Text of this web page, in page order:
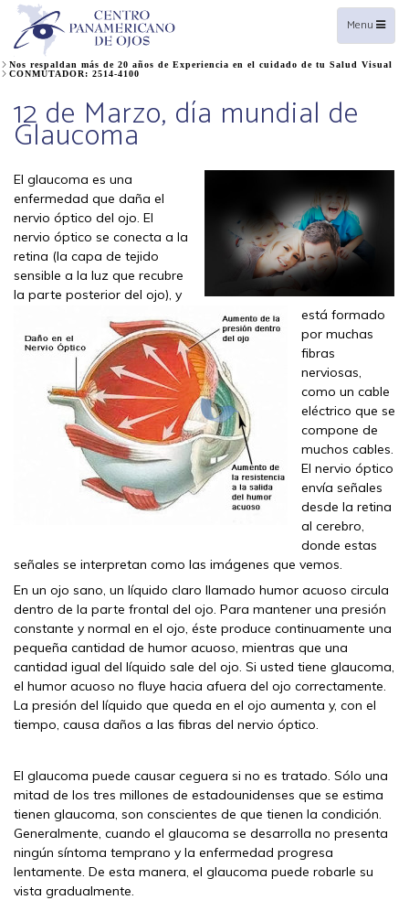
Toggle
navigation
Menu
Nos respaldan más de 20 años de Experiencia en el cuidado de tu Salud Visual
CONMUTADOR: 2514-4100
12 de Marzo, día mundial de
Glaucoma
El glaucoma es una
enfermedad que daña el
nervio óptico del ojo. El
nervio óptico se conecta a la
retina (la capa de tejido
sensible a la luz que recubre
la parte posterior del ojo), y
está formado
por muchas
fibras
nerviosas,
como un cable
eléctrico que se
compone de
muchos cables.
El nervio óptico
envía señales
desde la retina
al cerebro,
donde estas
señales se interpretan como las imágenes que vemos.
En un ojo sano, un líquido claro llamado humor acuoso circula
dentro de la parte frontal del ojo. Para mantener una presión
constante y normal en el ojo, éste produce continuamente una
pequeña cantidad de humor acuoso, mientras que una
cantidad igual del líquido sale del ojo. Si usted tiene glaucoma,
el humor acuoso no fluye hacia afuera del ojo correctamente.
La presión del líquido que queda en el ojo aumenta y, con el
tiempo, causa daños a las fibras del nervio óptico.
El glaucoma puede causar ceguera si no es tratado. Sólo una
mitad de los tres millones de estadounidenses que se estima
tienen glaucoma, son conscientes de que tienen la condición.
Generalmente, cuando el glaucoma se desarrolla no presenta
ningún síntoma temprano y la enfermedad progresa
lentamente. De esta manera, el glaucoma puede robarle su
vista gradualmente.